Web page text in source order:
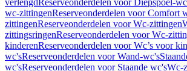
verlengdReserveonderdelen voor Diepspoel-
wc-zittingenReserveonderdelen voor Comfort
zittingenReserveonderdelen voor Wc-zittingen
zittingsringenReserveonderdelen voor Wc-
kinderenReserveonderdelen voor Wc’s voor
wc'sReserveonderdelen voor Wand-wc's
wc'sReserveonderdelen voor Staande wc'sWc-